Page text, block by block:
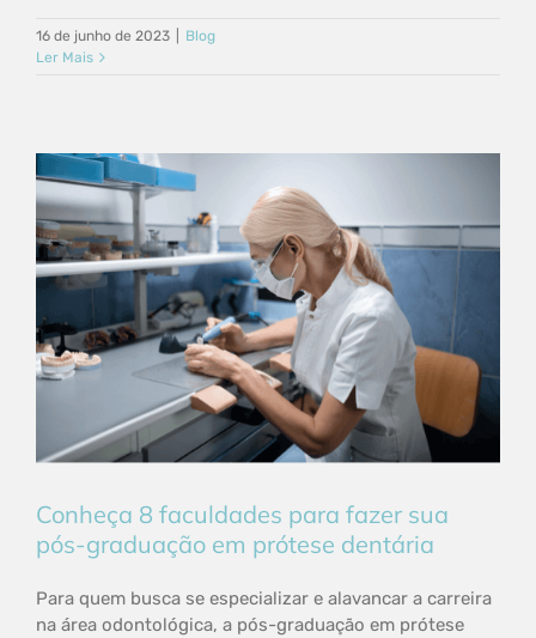
16 de junho de 2023
Blog
Ler Mais
Conheça 8 faculdades para fazer sua
pós-graduação em prótese dentária
Para quem busca se especializar e alavancar a carreira
na área odontológica, a pós-graduação em prótese